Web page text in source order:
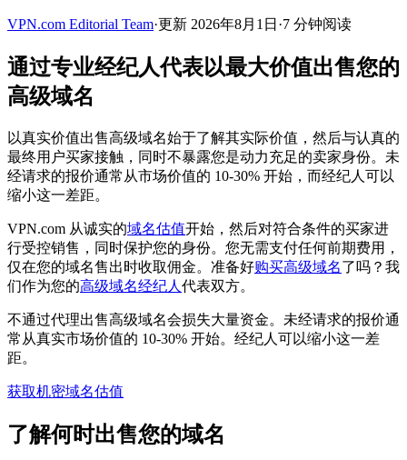
VPN.com Editorial Team·更新 2026年8月1日 ·7 分钟阅读
通过专业经纪人代表以最大价值出售您的
高级域名
以真实价值出售高级域名始于了解其实际价值，然后与认真的
最终用户买家接触，同时不暴露您是动力充足的卖家身份。未
经请求的报价通常从市场价值的 10-30% 开始，而经纪人可以
缩小这一差距。
VPN.com 从诚实的域名估值开始，然后对符合条件的买家进
行受控销售，同时保护您的身份。您无需支付任何前期费用，
仅在您的域名售出时收取佣金。准备好购买高级域名了吗？我
们作为您的高级域名经纪人 代表双方。
不通过代理出售高级域名会损失大量资金。未经请求的报价通
常从真实市场价值的 10-30% 开始。经纪人可以缩小这一差
距。
获取机密域名估值
了解何时出售您的域名